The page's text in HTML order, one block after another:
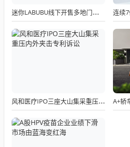
迷你LABUBU线下开售多地门店缺货顾客冒雨排队取货线上全网断货
风和医疗IPO三座大山集采重压内外夹击专利诉讼